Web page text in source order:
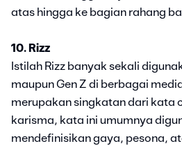
atas hingga ke bagian rahang
10. Rizz
Istilah Rizz banyak sekali
maupun Gen Z di berbagai
merupakan singkatan dari kata
karisma, kata ini umumnya
mendefinisikan gaya, pesona,